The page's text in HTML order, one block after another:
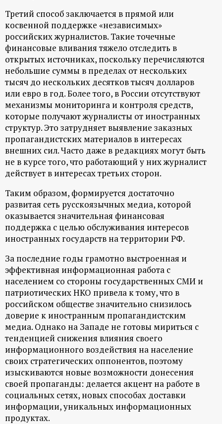
Третий способ заключается в прямой или
косвенной поддержке «независимых»
российских журналистов. Такие точечные
финансовые вливания тяжело отследить в
открытых источниках, поскольку перечисляются
небольшие суммы в пределах от нескольких
тысяч до нескольких десятков тысяч долларов
или евро в год. Более того, в России отсутствуют
механизмы мониторинга и контроля средств,
которые получают журналисты от иностранных
структур. Это затрудняет выявление заказных
пропагандистских материалов в интересах
внешних сил. Часто даже в редакциях могут быть
не в курсе того, что работающий у них журналист
действует в интересах третьих сторон.
Таким образом, формируется достаточно
развитая сеть русскоязычных медиа, которой
оказывается значительная финансовая
поддержка с целью обслуживания интересов
иностранных государств на территории РФ.
За последние годы грамотно выстроенная и
эффективная информационная работа с
населением со стороны государственных СМИ и
патриотических НКО привела к тому, что в
российском обществе значительно снизилось
доверие к иностранным пропагандистским
медиа. Однако на Западе не готовы мириться с
тенденцией снижения влияния своего
информационного воздействия на население
своих стратегических оппонентов, поэтому
изыскиваются новые возможности донесения
своей пропаганды: делается акцент на работе в
социальных сетях, новых способах доставки
информации, уникальных информационных
продуктах.